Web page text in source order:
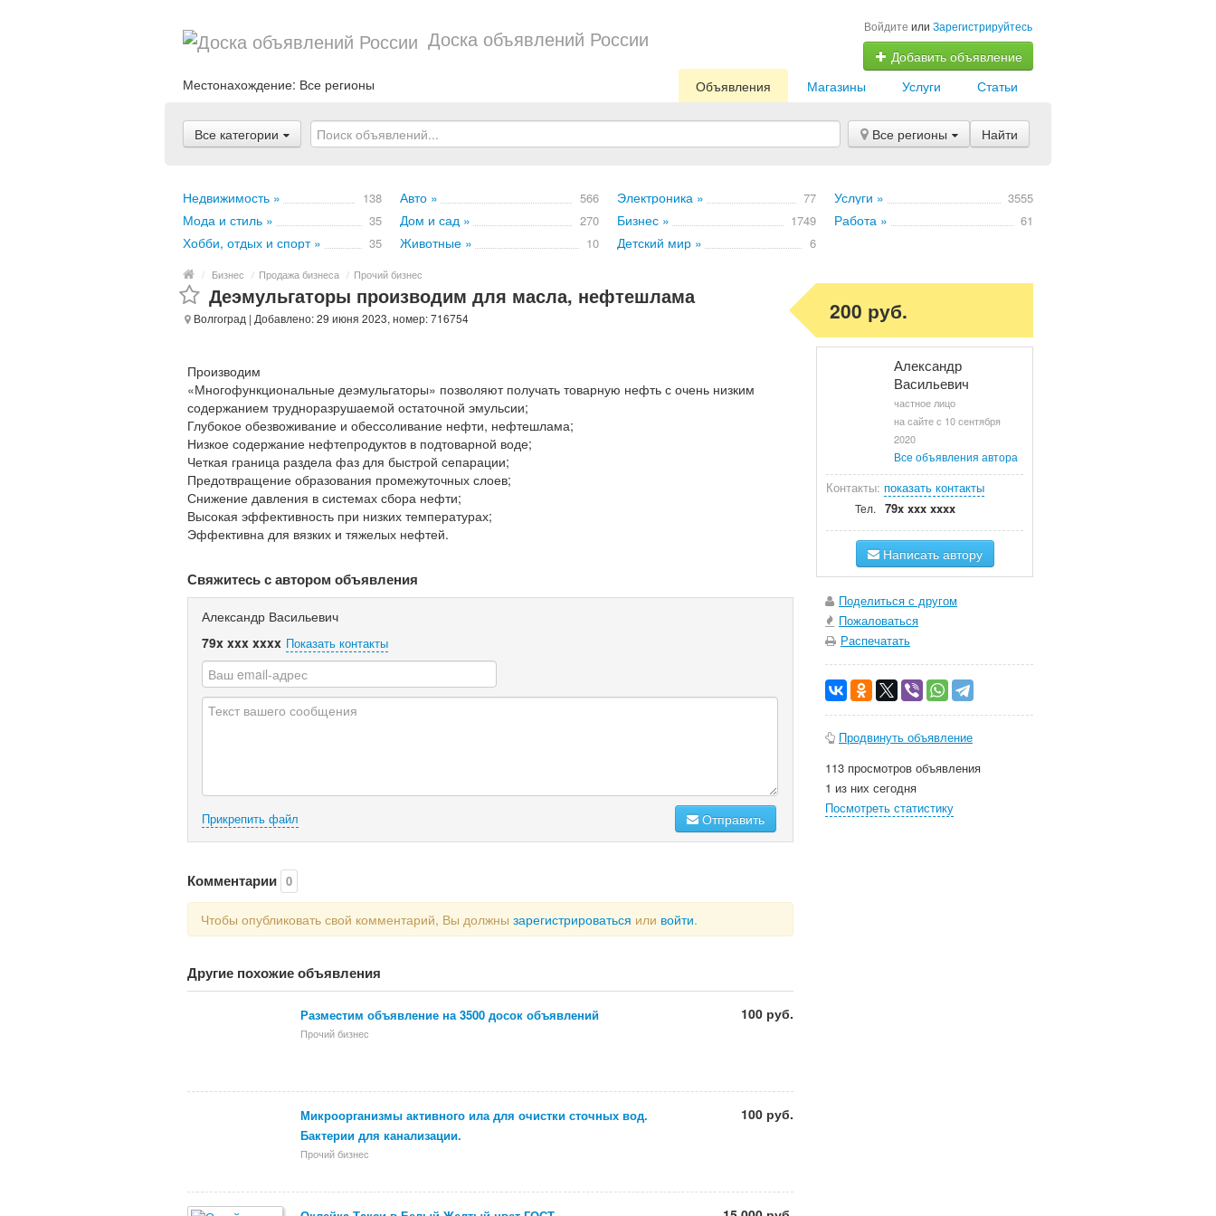
Доска объявлений России Войдите или Зарегистрируйтесь
Добавить объявление
Местонахождение: Все регионы Статьи
Услуги
Магазины
Объявления
Все категории Все регионы Найти
Недвижимость » 138 Авто » 566 Электроника » 77 Услуги » 3555
Мода и стиль » 35 Дом и сад » 270 Бизнес » 1749 Работа » 61
Хобби, отдых и спорт » 35 Животные » 10 Детский мир » 6
/ Бизнес / Продажа бизнеса / Прочий бизнес
Деэмульгаторы производим для масла, нефтешлама
Волгоград | Добавлено: 29 июня 2023, номер: 716754
Производим
«Многофункциональные деэмульгаторы» позволяют получать товарную нефть с очень низким
содержанием трудноразрушаемой остаточной эмульсии;
Глубокое обезвоживание и обессоливание нефти, нефтешлама;
Низкое содержание нефтепродуктов в подтоварной воде;
Четкая граница раздела фаз для быстрой сепарации;
Предотвращение образования промежуточных слоев;
Снижение давления в системах сбора нефти;
Высокая эффективность при низких температурах;
Эффективна для вязких и тяжелых нефтей.
Свяжитесь с автором объявления
Александр Васильевич
79x xxx xxxx Показать контакты
Прикрепить файл Отправить
Комментарии 0
Чтобы опубликовать свой комментарий, Вы должны зарегистрироваться или войти.
Другие похожие объявления
Размеcтим объявление на 3500 досок объявлений
Прочий бизнес
100 руб.
Микроорганизмы активного ила для очистки сточных вод.
Бактерии для канализации.
Прочий бизнес
100 руб.
200 руб.
Александр
Васильевич
частное лицо
на сайте с 10 сентября
2020
Все объявления автора
Контакты: показать контакты
Тел. 79x xxx xxxx
Написать автору
Поделиться с другом
Пожаловаться
Распечатать
Продвинуть объявление
113 просмотров объявления
1 из них сегодня
Посмотреть статистику